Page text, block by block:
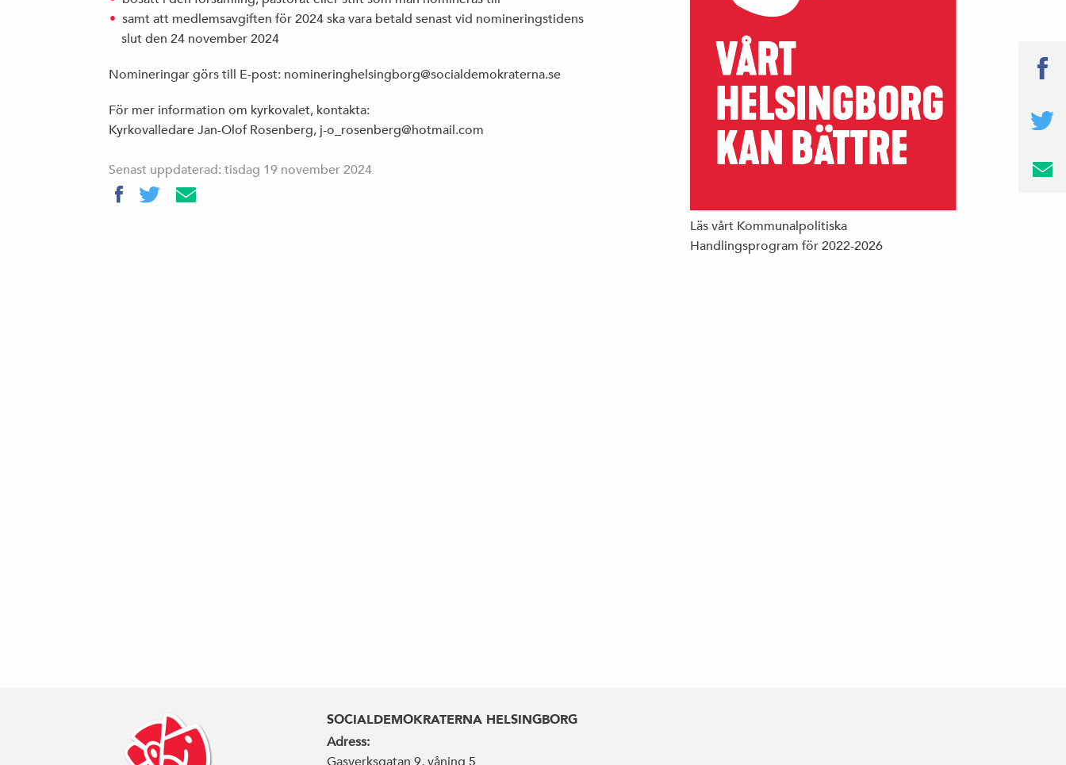
samt att medlemsavgiften för 2024 ska vara betald senast vid nomineringstidens
slut den 24 november 2024
Nomineringar görs till E-post: nomineringhelsingborg@socialdemokraterna.se
För mer information om kyrkovalet, kontakta:
Kyrkovalledare Jan-Olof Rosenberg, j-o_rosenberg@hotmail.com
Senast uppdaterad: tisdag 19 november 2024
Läs vårt Kommunalpolitiska
Handlingsprogram för 2022-2026
SOCIALDEMOKRATERNA HELSINGBORG
Adress: